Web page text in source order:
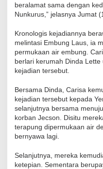
beralamat sama dengan
Nunkurus,” jelasnya Jumat
Kronologis kejadiannya
melintasi Embung Laus, ia
permukaan air embung.
berlari kerumah Dinda
kejadian tersebut.
Bersama Dinda, Carisa
kejadian tersebut kepada
selanjutnya bersama
korban Jecson. Disitu
terapung dipermukaan air
bernyawa lagi.
Selanjutnya, mereka
ketepian. Sementara